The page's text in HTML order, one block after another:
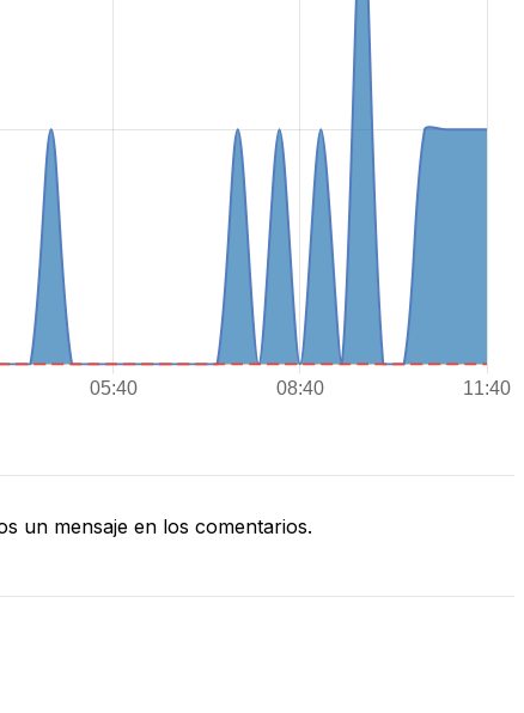
un mensaje en los comentarios.